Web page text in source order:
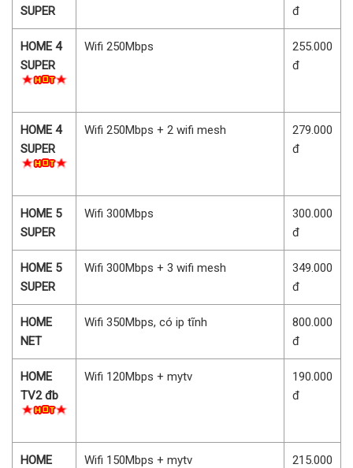
SUPER
đ
HOME 4
SUPER
Wifi 250Mbps
255.000
đ
HOME 4
SUPER
Wifi 250Mbps + 2 wifi mesh
279.000
đ
HOME 5
SUPER
Wifi 300Mbps
300.000
đ
HOME 5
SUPER
Wifi 300Mbps + 3 wifi mesh
349.000
đ
HOME
NET
Wifi 350Mbps, có ip tĩnh
800.000
đ
HOME
TV2 đb
Wifi 120Mbps + mytv
190.000
đ
HOME
Wifi 150Mbps + mytv
215.000